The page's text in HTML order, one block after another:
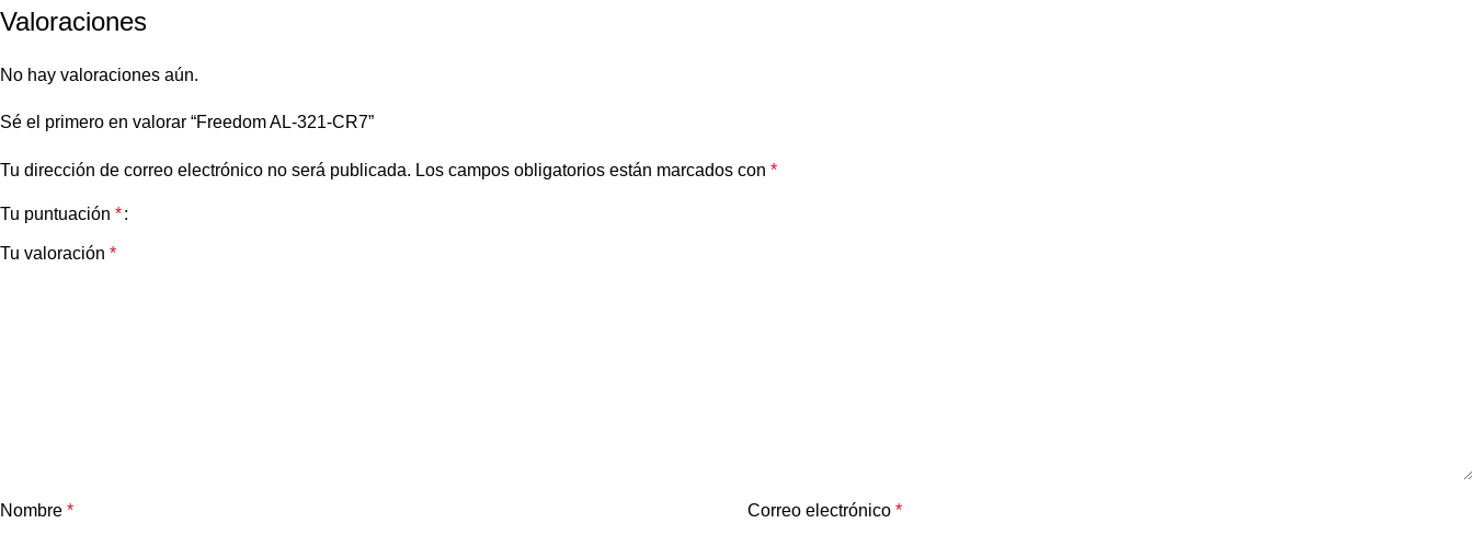
Valoraciones
No hay valoraciones aún.
Sé el primero en valorar “Freedom AL-321-CR7”
Tu dirección de correo electrónico no será publicada. Los campos obligatorios están marcados con *
Tu puntuación *
Tu valoración *
Nombre * Correo electrónico *